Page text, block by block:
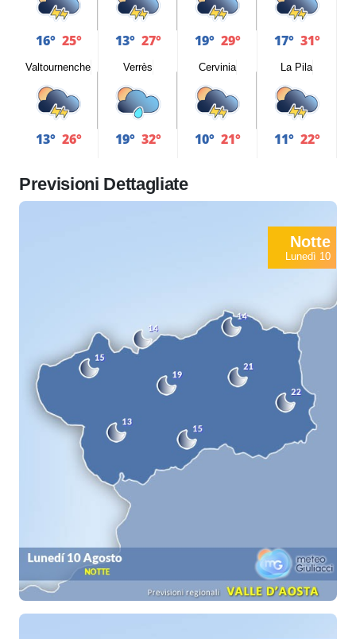
16° 25° 13° 27° 19° 29° 17° 31°
Valtournenche
13° 26°
Verrès
19° 32°
Cervinia
10° 21°
La Pila
11° 22°
Previsioni Dettagliate
Notte
Lunedì 10